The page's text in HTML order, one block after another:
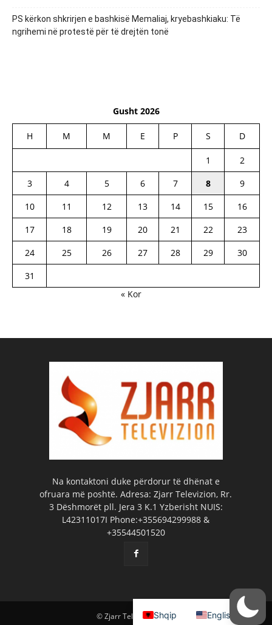
PS kërkon shkrirjen e bashkisë Memaliaj, kryebashkiaku: Të
ngrihemi në protestë për të drejtën tonë
Gusht 2026
H M M E P S D
1
2
3
4 5 6 7 8
9
10
11 12 13 14 15
16
17
18 19 20 21 22
23
24
25 26 27 28 29
30
31
« Kor
Na kontaktoni duke përdorur të dhënat e
ofruara më poshtë. Adresa: Zjarr Televizion, Rr.
3 Dëshmorët pll. Jera 3 K.1 Yzberisht NUIS:
L42311017I Phone:+355694299988 &
+35544501520
© Zjarr Televizion 2026
Shqip English